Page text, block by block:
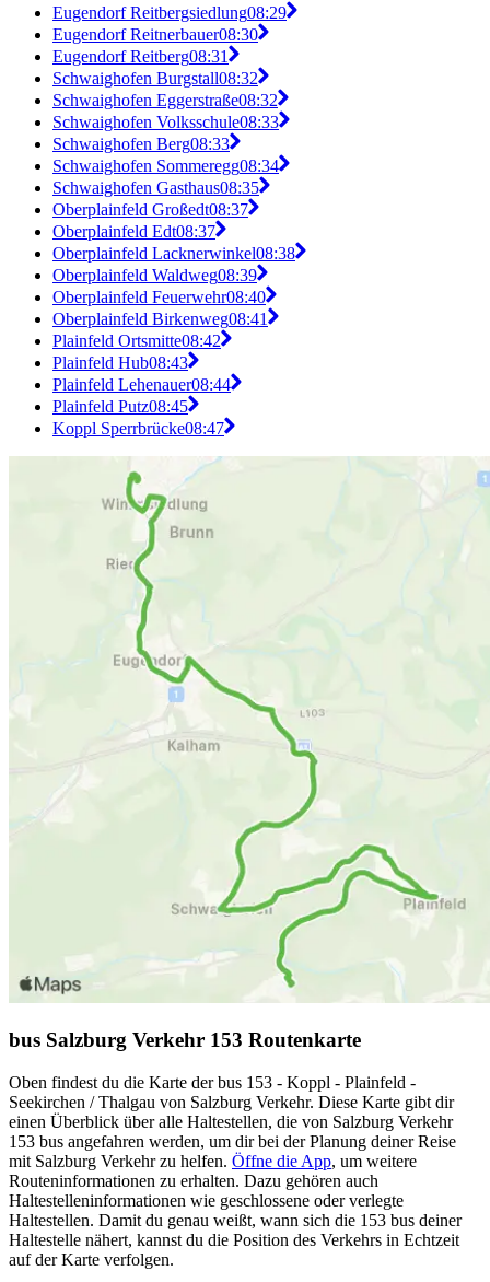
Eugendorf Reitbergsiedlung08:29
Eugendorf Reitnerbauer08:30
Eugendorf Reitberg08:31
Schwaighofen Burgstall08:32
Schwaighofen Eggerstraße08:32
Schwaighofen Volksschule08:33
Schwaighofen Berg08:33
Schwaighofen Sommeregg08:34
Schwaighofen Gasthaus08:35
Oberplainfeld Großedt08:37
Oberplainfeld Edt08:37
Oberplainfeld Lacknerwinkel08:38
Oberplainfeld Waldweg08:39
Oberplainfeld Feuerwehr08:40
Oberplainfeld Birkenweg08:41
Plainfeld Ortsmitte08:42
Plainfeld Hub08:43
Plainfeld Lehenauer08:44
Plainfeld Putz08:45
Koppl Sperrbrücke08:47
bus Salzburg Verkehr 153 Routenkarte
Oben findest du die Karte der bus 153 - Koppl - Plainfeld -
Seekirchen / Thalgau von Salzburg Verkehr. Diese Karte gibt dir
einen Überblick über alle Haltestellen, die von Salzburg Verkehr
153 bus angefahren werden, um dir bei der Planung deiner Reise
mit Salzburg Verkehr zu helfen. Öffne die App, um weitere
Routeninformationen zu erhalten. Dazu gehören auch
Haltestelleninformationen wie geschlossene oder verlegte
Haltestellen. Damit du genau weißt, wann sich die 153 bus deiner
Haltestelle nähert, kannst du die Position des Verkehrs in Echtzeit
auf der Karte verfolgen.